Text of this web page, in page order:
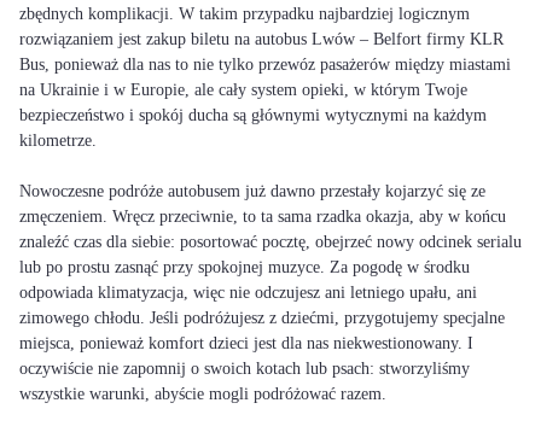
zbędnych komplikacji. W takim przypadku najbardziej logicznym
rozwiązaniem jest zakup biletu na autobus Lwów – Belfort firmy KLR
Bus, ponieważ dla nas to nie tylko przewóz pasażerów między miastami
na Ukrainie i w Europie, ale cały system opieki, w którym Twoje
bezpieczeństwo i spokój ducha są głównymi wytycznymi na każdym
kilometrze.
Nowoczesne podróże autobusem już dawno przestały kojarzyć się ze
zmęczeniem. Wręcz przeciwnie, to ta sama rzadka okazja, aby w końcu
znaleźć czas dla siebie: posortować pocztę, obejrzeć nowy odcinek serialu
lub po prostu zasnąć przy spokojnej muzyce. Za pogodę w środku
odpowiada klimatyzacja, więc nie odczujesz ani letniego upału, ani
zimowego chłodu. Jeśli podróżujesz z dziećmi, przygotujemy specjalne
miejsca, ponieważ komfort dzieci jest dla nas niekwestionowany. I
oczywiście nie zapomnij o swoich kotach lub psach: stworzyliśmy
wszystkie warunki, abyście mogli podróżować razem.